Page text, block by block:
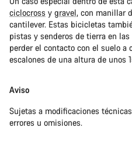
ciclocross y gravel, con manillar
cantilever. Estas bicicletas
pistas y senderos de tierra en
perder el contacto con el suelo a
escalones de una altura de unos
Aviso
Sujetas a modificaciones
errores u omisiones.